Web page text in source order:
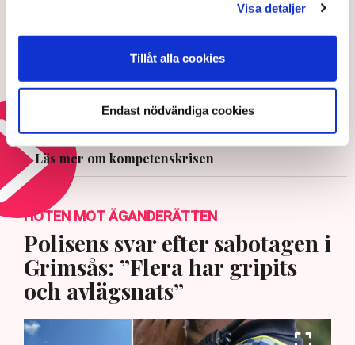
Visa detaljer
Tillåt alla cookies
Endast nödvändiga cookies
Så blev Per Gessles hotell starten
på hennes karriär – ”Det här är
29 JULI 2026 |
Läs mer om kompetenskrisen
HOTEN MOT ÄGANDERÄTTEN
Polisens svar efter sabotagen i
Grimsås: ”Flera har gripits
och avlägsnats”